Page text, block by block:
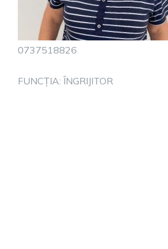
0737518826
FUNCȚIA: ÎNGRIJITOR